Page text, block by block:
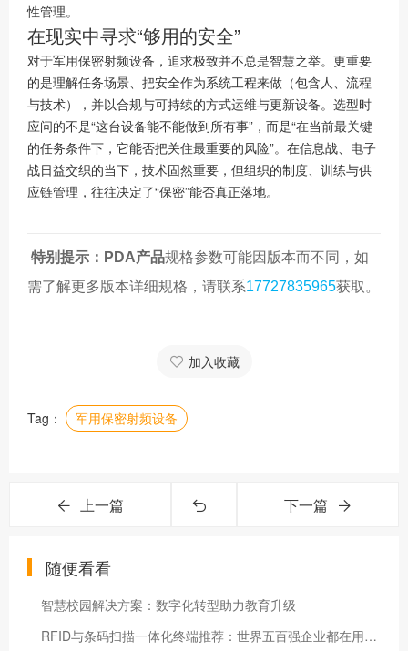
性管理。
在现实中寻求“够用的安全”
对于军用保密射频设备，追求极致并不总是智慧之举。更重要
的是理解任务场景、把安全作为系统工程来做（包含人、流程
与技术），并以合规与可持续的方式运维与更新设备。选型时
应问的不是“这台设备能不能做到所有事”，而是“在当前最关键
的任务条件下，它能否把关住最重要的风险”。在信息战、电子
战日益交织的当下，技术固然重要，但组织的制度、训练与供
应链管理，往往决定了“保密”能否真正落地。
特别提示：PDA产品规格参数可能因版本而不同，如
需了解更多版本详细规格，请联系17727835965获取。
加入收藏
Tag： 军用保密射频设备
上一篇 下一篇
随便看看
智慧校园解决方案：数字化转型助力教育升级
RFID与条码扫描一体化终端推荐：世界五百强企业都在用的智能设备